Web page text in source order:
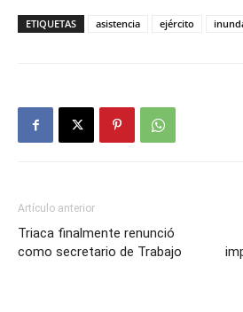
ETIQUETAS asistencia ejército
Artículo anterior
Triaca finalmente renunció
como secretario de Trabajo